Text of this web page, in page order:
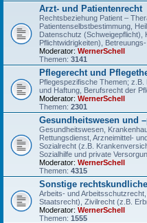
Arzt- und Patientenrecht
Rechtsbeziehung Patient –
Patientenselbstbestimmung,
Datenschutz (Schweigepflicht),
Pflichtwidrigkeiten),
Moderator: WernerSchell
Themen: 3141
Pflegerecht und
Pflegespezifische Themen;
und Haftung, Berufsrecht der
Moderator: WernerSchell
Themen: 2301
Gesundheitswesen und
Gesundheitswesen,
Rettungsdienst, Arzneimittel-
Sozialrecht (z.B.
Sozialhilfe und private
Moderator: WernerSchell
Themen: 4315
Sonstige
Arbeits- und
Staatsrecht), Zivilrecht (z.B.
Moderator: WernerSchell
Themen: 1555